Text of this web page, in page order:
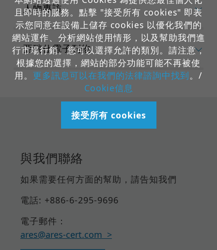
人物專訪
亞瑞仕電子刊物
與我們聯絡
如果需要任何方面的幫助，請告知我們
電話: +886-6-295-9696
電子郵件：
ares@ares-cert.com
且即時的服務。點擊 "接受所有 cookies" 即表
示您同意在設備上儲存 cookies 以優化我們的
網站運作、分析網站使用情形，以及幫助我們進
行市場行銷。您可以選擇允許的類別。請注意，
根據您的選擇，網站的部分功能可能不再被使
用。 更多訊息可以在我們的法律諮詢中找到。/
Cookie信息
接受所有 cookies